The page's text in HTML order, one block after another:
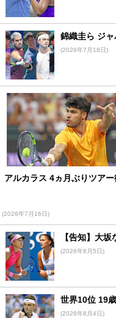
錦織圭ら ジ
(2026年7月18日)
アルカラス 4ヵ月ぶりツアー
(2026年7月16日)
【告知】大
(2026年8月5日)
世界10位 19
(2026年8月4日)